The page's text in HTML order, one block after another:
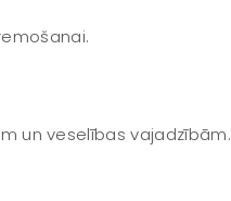
un veselības vajadzībām.